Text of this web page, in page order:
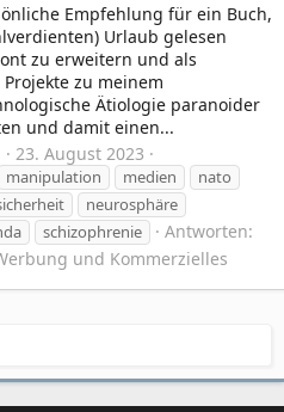
Empfehlung für ein Buch,
Urlaub gelesen
zu erweitern und als
zu meinem
Ätiologie paranoider
und damit einen...
23. August 2023
manipulation medien
nato
neurosphäre
schizophrenie
Antworten:
und Kommerzielles